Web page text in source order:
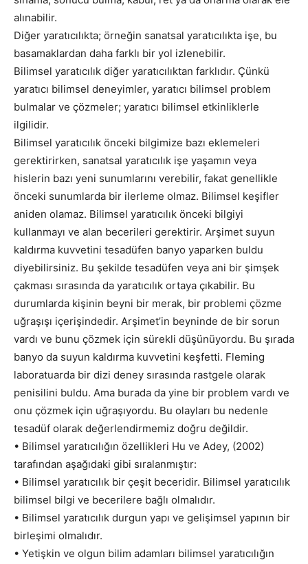
alınabilir.
Diğer yaratıcılıkta; örneğin sanatsal yaratıcılıkta işe, bu
basamaklardan daha farklı bir yol izlenebilir.
Bilimsel yaratıcılık diğer yaratıcılıktan farklıdır. Çünkü
yaratıcı bilimsel deneyimler, yaratıcı bilimsel problem
bulmalar ve çözmeler; yaratıcı bilimsel etkinliklerle
ilgilidir.
Bilimsel yaratıcılık önceki bilgimize bazı eklemeleri
gerektirirken, sanatsal yaratıcılık işe yaşamın veya
hislerin bazı yeni sunumlarını verebilir, fakat genellikle
önceki sunumlarda bir ilerleme olmaz. Bilimsel keşifler
aniden olamaz. Bilimsel yaratıcılık önceki bilgiyi
kullanmayı ve alan becerileri gerektirir. Arşimet suyun
kaldırma kuvvetini tesadüfen banyo yaparken buldu
diyebilirsiniz. Bu şekilde tesadüfen veya ani bir şimşek
çakması sırasında da yaratıcılık ortaya çıkabilir. Bu
durumlarda kişinin beyni bir merak, bir problemi çözme
uğraşışı içerişindedir. Arşimet’in beyninde de bir sorun
vardı ve bunu çözmek için sürekli düşünüyordu. Bu şırada
banyo da suyun kaldırma kuvvetini keşfetti. Fleming
laboratuarda bir dizi deney sırasında rastgele olarak
penisilini buldu. Ama burada da yine bir problem vardı ve
onu çözmek için uğraşıyordu. Bu olayları bu nedenle
tesadüf olarak değerlendirmemiz doğru değildir.
• Bilimsel yaratıcılığın özellikleri Hu ve Adey, (2002)
tarafından aşağıdaki gibi sıralanmıştır:
• Bilimsel yaratıcılık bir çeşit beceridir. Bilimsel yaratıcılık
bilimsel bilgi ve becerilere bağlı olmalıdır.
• Bilimsel yaratıcılık durgun yapı ve gelişimsel yapının bir
birleşimi olmalıdır.
• Yetişkin ve olgun bilim adamları bilimsel yaratıcılığın